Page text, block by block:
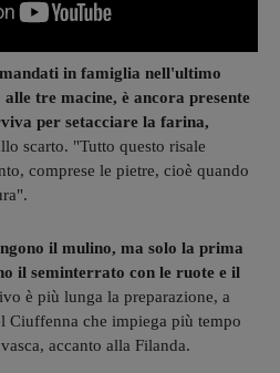
in famiglia nell'ultimo
tre macine, è ancora presente
per setacciare la farina,
scarto. "Tutto questo risale
comprese le pietre, cioè quando
il mulino, ma solo la prima
il seminterrato con le ruote e il
è più lunga la preparazione, a
Ciuffenna che impiega più tempo
accanto alla Filanda.